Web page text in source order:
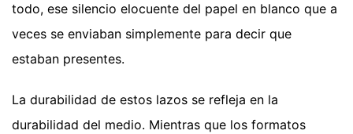
todo, ese silencio elocuente del papel en blanco que a
veces se enviaban simplemente para decir que
estaban presentes.
La durabilidad de estos lazos se refleja en la
durabilidad del medio. Mientras que los formatos